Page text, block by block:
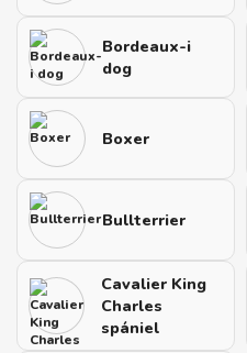
Bordeaux-i
dog
Boxer
Bullterrier
Cavalier King
Charles
spániel